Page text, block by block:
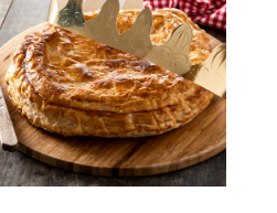
Office 365